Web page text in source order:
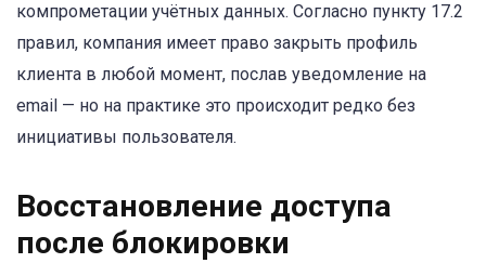
компрометации учётных данных. Согласно пункту 17.2
правил, компания имеет право закрыть профиль
клиента в любой момент, послав уведомление на
email — но на практике это происходит редко без
инициативы пользователя.
Восстановление доступа
после блокировки